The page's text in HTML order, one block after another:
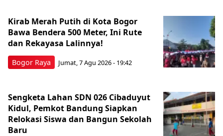
Bogor Raya
Kirab Merah Putih di Kota Bogor
Bawa Bendera 500 Meter, Ini Rute
dan Rekayasa Lalinnya!
Jumat, 7 Agu 2026 - 19:42
Sengketa Lahan SDN 026 Cibaduyut
Kidul, Pemkot Bandung Siapkan
Relokasi Siswa dan Bangun Sekolah
Baru